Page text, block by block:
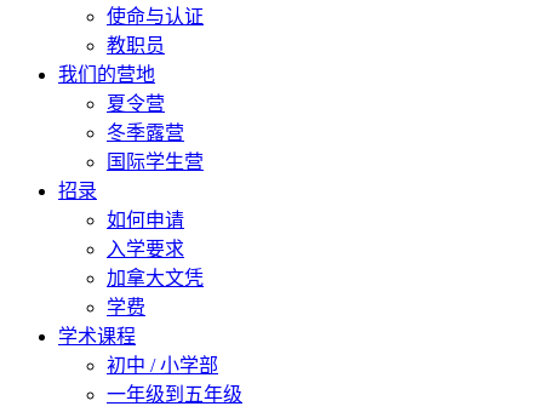
使命与认证
教职员
我们的营地
夏令营
冬季露营
国际学生营
招录
如何申请
入学要求
加拿大文凭
学费
学术课程
初中 / 小学部
一年级到五年级